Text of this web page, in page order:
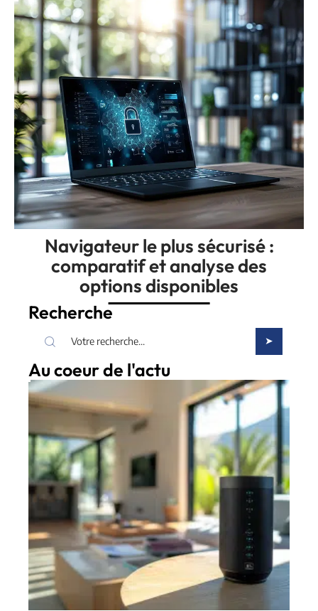
Navigateur le plus sécurisé :
comparatif et analyse des
options disponibles
Recherche
Au coeur de l'actu